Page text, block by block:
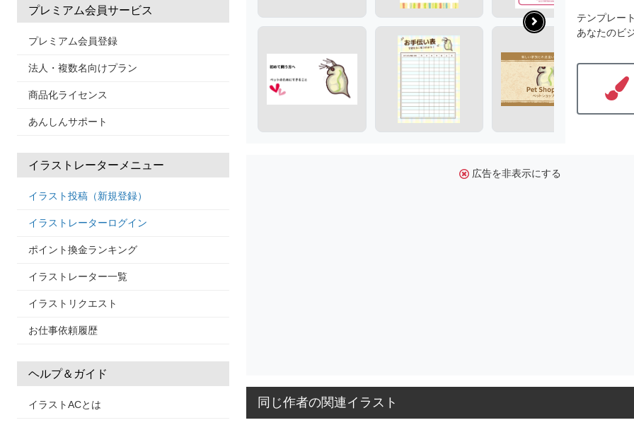
プレミアム会員サービス
プレミアム会員登録
法人・複数名向けプラン
商品化ライセンス
あんしんサポート
イラストレーターメニュー
イラスト投稿（新規登録）
イラストレーターログイン
ポイント換金ランキング
イラストレーター一覧
イラストリクエスト
お仕事依頼履歴
ヘルプ＆ガイド
イラストACとは
テンプレー
あなたのビ
広告を非表示にする
同じ作者の関連イラスト